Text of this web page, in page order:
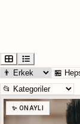
✨ ONAYLI